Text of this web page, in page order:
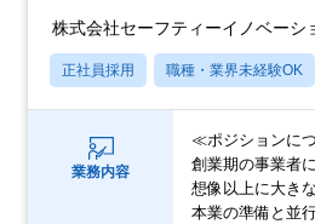
株式会社セーフティーイノベーシ
正社員採用 職種・業界未経験OK
業務内容
≪ポジションに
創業期の事業者
想像以上に大き
本業の準備と並